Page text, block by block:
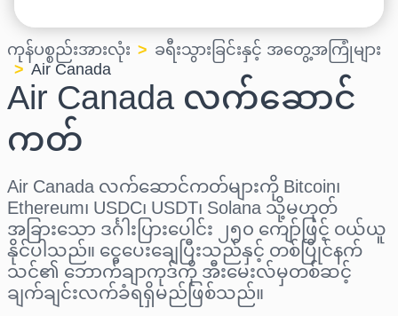
ကုန်ပစ္စည်းအားလုံး ခရီးသွားခြင်းနှင့် အတွေ့အကြုံများ
Air Canada
Air Canada လက်ဆောင်
ကတ်
Air Canada လက်ဆောင်ကတ်များကို Bitcoin၊
Ethereum၊ USDC၊ USDT၊ Solana သို့မဟုတ်
အခြားသော ဒင်္ဂါးပြားပေါင်း ၂၅၀ ကျော်ဖြင့် ဝယ်ယူ
နိုင်ပါသည်။ ငွေပေးချေပြီးသည်နှင့် တစ်ပြိုင်နက်
သင်၏ ဘောက်ချာကုဒ်ကို အီးမေးလ်မှတစ်ဆင့်
ချက်ချင်းလက်ခံရရှိမည်ဖြစ်သည်။